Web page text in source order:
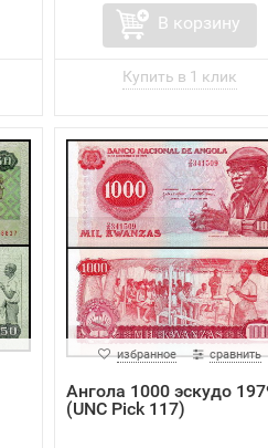
В корзину
избранное сравнить
Ангола 1000 эскудо
(UNC Pick 117)